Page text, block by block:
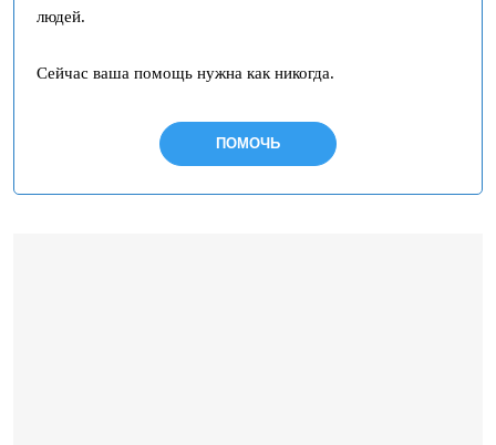
людей.
Сейчас ваша помощь нужна как никогда.
ПОМОЧЬ